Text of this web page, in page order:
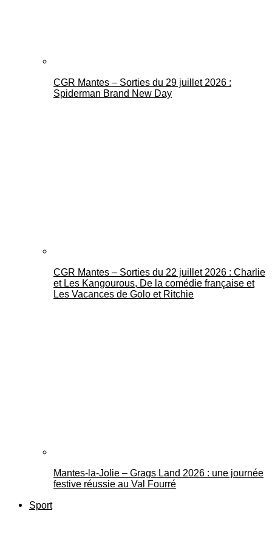
CGR Mantes – Sorties du 29 juillet 2026 :
Spiderman Brand New Day
CGR Mantes – Sorties du 22 juillet 2026 : Charlie
et Les Kangourous, De la comédie française et
Les Vacances de Golo et Ritchie
Mantes-la-Jolie – Grags Land 2026 : une journée
festive réussie au Val Fourré
Sport